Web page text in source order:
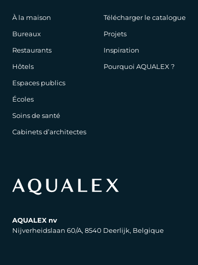
À la maison
Bureaux
Restaurants
Hôtels
Espaces publics
Écoles
Soins de santé
Cabinets d’architectes
Télécharger le catalogue
Projets
Inspiration
Pourquoi AQUALEX ?
AQUALEX nv
Nijverheidslaan 60/A, 8540 Deerlijk, Belgique